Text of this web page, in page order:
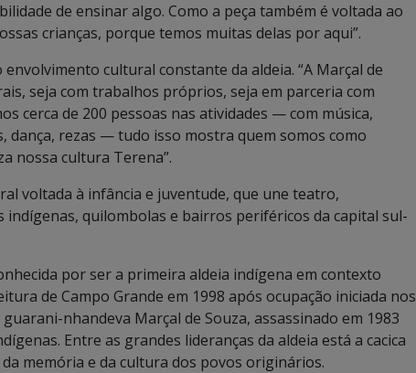
de ensinar algo. Como a peça também é voltada ao
crianças, porque temos muitas delas por aqui”.
cultural constante da aldeia. “A Marçal de
seja com trabalhos próprios, seja em parceria com
cerca de 200 pessoas nas atividades — com música,
dança, rezas — tudo isso mostra quem somos como
nossa cultura Terena”.
voltada à infância e juventude, que une teatro,
indígenas, quilombolas e bairros periféricos da capital sul-
por ser a primeira aldeia indígena em contexto
de Campo Grande em 1998 após ocupação iniciada nos
nhandeva Marçal de Souza, assassinado em 1983
Entre as grandes lideranças da aldeia está a cacica
memória e da cultura dos povos originários.